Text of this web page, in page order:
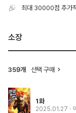
최대 30000점 추가
소장
359개 선택 구매
1화
2025.01.27 ·